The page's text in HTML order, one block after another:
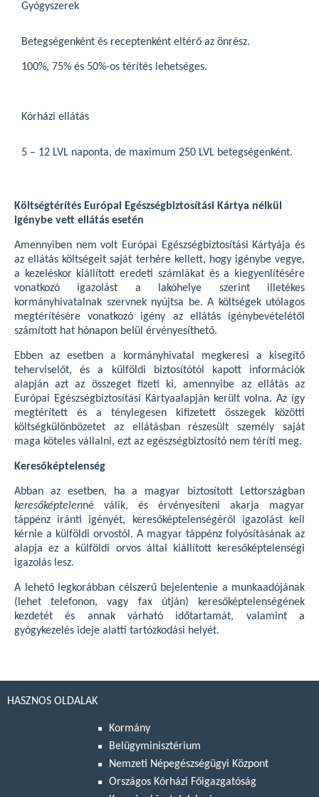
Gyógyszerek
Betegségenként és receptenként eltérő az önrész.
100%, 75% és 50%-os térítés lehetséges.
Kórházi ellátás
5 – 12 LVL naponta, de maximum 250 LVL betegségenként.
Költségtérítés Európai Egészségbiztosítási Kártya nélkül
igénybe vett ellátás esetén
Amennyiben nem volt Európai Egészségbiztosítási Kártyája és
az ellátás költségeit saját terhére kellett, hogy igénybe vegye,
a kezeléskor kiállított eredeti számlákat és a kiegyenlítésére
vonatkozó igazolást a lakóhelye szerint illetékes
kormányhivatalnak szervnek nyújtsa be. A költségek utólagos
megtérítésére vonatkozó igény az ellátás igénybevételétől
számított hat hónapon belül érvényesíthető.
Ebben az esetben a kormányhivatal megkeresi a kisegítő
teherviselőt, és a külföldi biztosítótól kapott információk
alapján azt az összeget fizeti ki, amennyibe az ellátás az
Európai Egészségbiztosítási Kártyaalapján került volna. Az így
megtérített és a ténylegesen kifizetett összegek közötti
költségkülönbözetet az ellátásban részesült személy saját
maga köteles vállalni, ezt az egészségbiztosító nem téríti meg.
Keresőképtelenség
Abban az esetben, ha a magyar biztosított Lettországban
keresőképtelenné válik, és érvényesíteni akarja magyar
táppénz iránti igényét, keresőképtelenségéről igazolást kell
kérnie a külföldi orvostól. A magyar táppénz folyósításának az
alapja ez a külföldi orvos által kiállított keresőképtelenségi
igazolás lesz.
A lehető legkorábban célszerű bejelentenie a munkaadójának
(lehet telefonon, vagy fax útján) keresőképtelenségének
kezdetét és annak várható időtartamát, valamint a
gyógykezelés ideje alatti tartózkodási helyét.
HASZNOS OLDALAK
Kormány
Belügyminisztérium
Nemzeti Népegészségügyi Központ
Országos Kórházi Főigazgatóság